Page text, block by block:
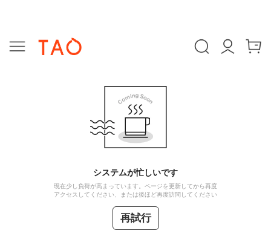
システムが忙しいです
現在少し負荷が高まっています。ページを更新してから再度
アクセスしてください、または後ほど再度訪問してください
再試行